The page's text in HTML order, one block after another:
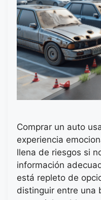
Comprar un auto
experiencia
llena de riesgos si
información
está repleto de
distinguir entre una